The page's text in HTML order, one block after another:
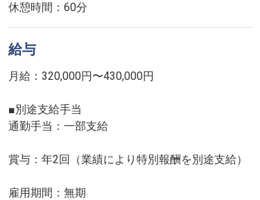
休憩時間：60分
給与
月給：320,000円〜430,000円
■別途支給手当
通勤手当：一部支給
賞与：年2回（業績により特別報酬を別途支給）
雇用期間：無期